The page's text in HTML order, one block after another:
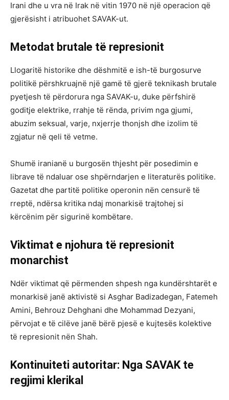
Irani dhe u vra në Irak në vitin 1970 në një operacion që
gjerësisht i atribuohet SAVAK-ut.
Metodat brutale të represionit
Llogaritë historike dhe dëshmitë e ish-të burgosurve
politikë përshkruajnë një gamë të gjerë teknikash brutale
pyetjesh të përdorura nga SAVAK-u, duke përfshirë
goditje elektrike, rrahje të rënda, privim nga gjumi,
abuzim seksual, varje, nxjerrje thonjsh dhe izolim të
zgjatur në qeli të vetme.
Shumë iranianë u burgosën thjesht për posedimin e
librave të ndaluar ose shpërndarjen e literaturës politike.
Gazetat dhe partitë politike operonin nën censurë të
rreptë, ndërsa kritika ndaj monarkisë trajtohej si
kërcënim për sigurinë kombëtare.
Viktimat e njohura të represionit
monarchist
Ndër viktimat që përmenden shpesh nga kundërshtarët e
monarkisë janë aktivistë si Asghar Badizadegan, Fatemeh
Amini, Behrouz Dehghani dhe Mohammad Dezyani,
përvojat e të cilëve janë bërë pjesë e kujtesës kolektive
të represionit nën Shah.
Kontinuiteti autoritar: Nga SAVAK te
regjimi klerikal